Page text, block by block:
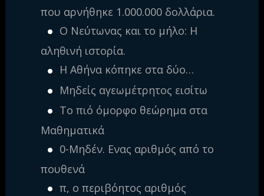
που αρνήθηκε 1.000.000 δολλάρια.
Ο Νεύτωνας και το μήλο: Η
αληθινή ιστορία.
Η Αθήνα κόπηκε στα δύο…
Μηδείς αγεωμέτρητος εισίτω
Το πιό όμορφο θεώρημα στα
Μαθηματικά
0-Μηδέν. Ενας αριθμός από το
πουθενά
π, ο περιβόητος αριθμός